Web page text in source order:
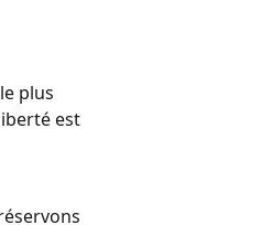
plus
est